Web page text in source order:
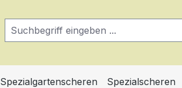
Spezialgartenscheren Spezialscheren